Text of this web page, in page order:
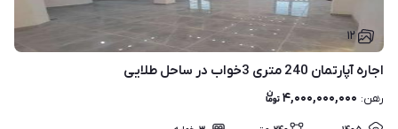
۱۲
اجاره آپارتمان 240 متری 3خواب در ساحل طلایی
رهن: ۴,۰۰۰,۰۰۰,۰۰۰